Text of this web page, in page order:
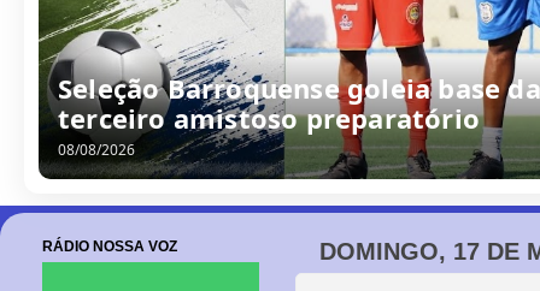
0
8
/
2
0
2
6
DOMINGO, 17 DE
RÁDIO NOSSA VOZ